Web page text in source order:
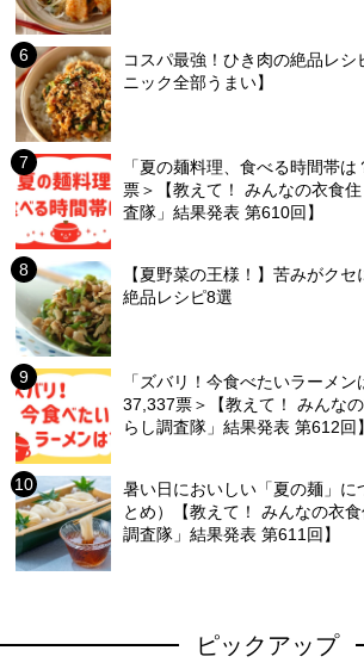
コスパ最強！ひき肉の絶品レシ
ニック全部うまい】
「夏の麺料理、食べる時間帯
票＞【教えて！ みんなの衣食
査隊」結果発表 第610回】
【夏野菜の王様！】苦みがク
絶品レシピ8選
「ズバリ！今食べたいラーメ
37,337票＞【教えて！ みんな
らし調査隊」結果発表 第612回】
暑い日においしい「夏の麺」に
とめ）【教えて！ みんなの衣
調査隊」結果発表 第611回】
ピックアップ